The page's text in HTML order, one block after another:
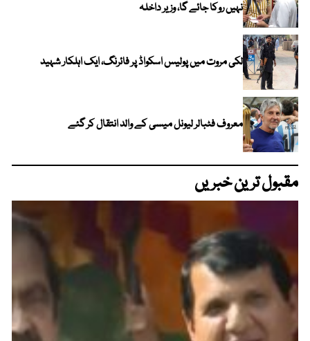
نہیں روکا جائے گا، وزیر داخلہ
لکی مروت میں پولیس اسکواڈ پر فائرنگ، ایک اہلکار شہید
معروف فٹبالر لیونل میسی کے والد انتقال کر گئے
مقبول ترین خبریں